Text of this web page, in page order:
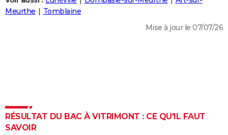
Destinations
City break
Voyage nature
Voyage de noces
Forum
Climat
+
PHOTO
Dictionnaire
Biographies
Citations
Expressions
Proverbes
PROGRAMME TV
Meurthe
Tomblaine
Mise à jour le 07/07/26
RÉSULTAT DU BAC À VITRIMONT : CE QU'IL FAUT
SAVOIR